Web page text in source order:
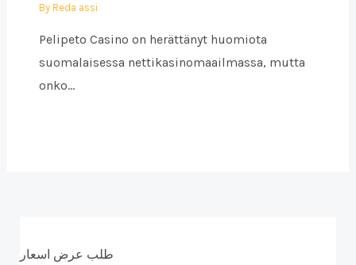
By Reda assi
Pelipeto Casino on herättänyt huomiota
suomalaisessa nettikasinomaailmassa, mutta
onko…
طلب عرض اسعار